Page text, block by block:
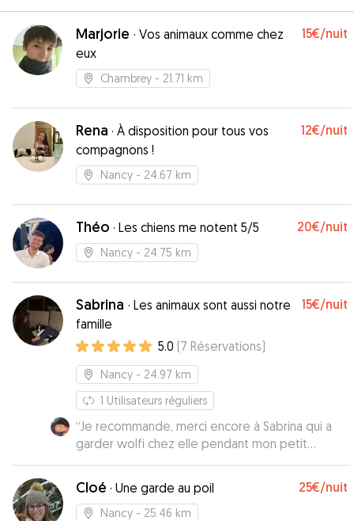
Marjorie · Vos animaux comme chez
eux
15€/nuit
Chambrey - 21.71 km
Rena · À disposition pour tous vos
compagnons !
12€/nuit
Nancy - 24.67 km
Théo · Les chiens me notent 5/5 20€/nuit
Nancy - 24.75 km
Sabrina · Les animaux sont aussi notre
famille
15€/nuit
5.0 (7 Réservations)
Nancy - 24.97 km
1 Utilisateurs réguliers
“Je recommande, merci encore à Sabrina qui a
garder wolfi chez elle pendant mon petit
voyage je suis partie le cœur léger, j'ai eu des
petites photos durant son séjour, je l'ai retrouvé
serein et je ferais à nouveau appel à Sabrina 🥰”
Cloé · Une garde au poil 25€/nuit
Nancy - 25.46 km